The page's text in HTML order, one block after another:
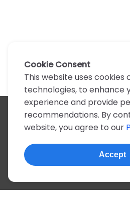
All
A
B C D E F G
N
O P Q R S T
Z
0-9
© 2022, more than 2
Cookie Consent
This website uses cookies
technologies, to enhance
experience and provide
recommendations. By
website, you agree to our
Accept